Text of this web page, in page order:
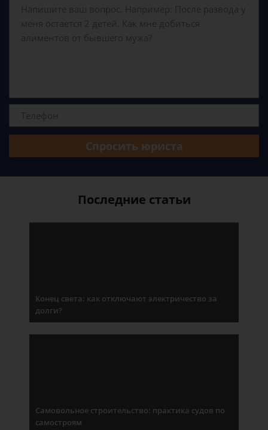
Спросить юриста
Последние статьи
Конец света: как отключают электричество за
долги?
Самовольное строительство: практика судов по
самостроям